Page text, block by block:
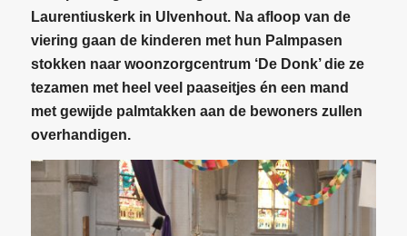
Laurentiuskerk in Ulvenhout. Na afloop van de
viering gaan de kinderen met hun Palmpasen
stokken naar woonzorgcentrum ‘De Donk’ die ze
tezamen met heel veel paaseitjes én een mand
met gewijde palmtakken aan de bewoners zullen
overhandigen.